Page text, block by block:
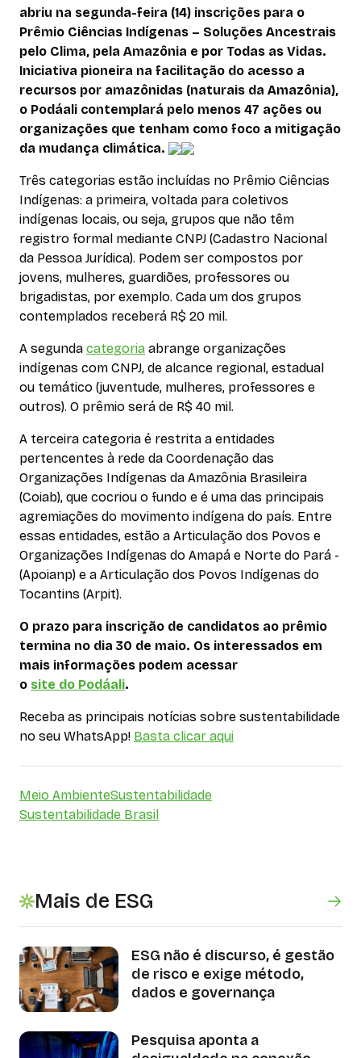
abriu na segunda-feira (14) inscrições para o
Prêmio Ciências Indígenas – Soluções Ancestrais
pelo Clima, pela Amazônia e por Todas as Vidas.
Iniciativa pioneira na facilitação do acesso a
recursos por amazônidas (naturais da Amazônia),
o Podáali contemplará pelo menos 47 ações ou
organizações que tenham como foco a mitigação
da mudança climática.
Três categorias estão incluídas no Prêmio Ciências
Indígenas: a primeira, voltada para coletivos
indígenas locais, ou seja, grupos que não têm
registro formal mediante CNPJ (Cadastro Nacional
da Pessoa Jurídica). Podem ser compostos por
jovens, mulheres, guardiões, professores ou
brigadistas, por exemplo. Cada um dos grupos
contemplados receberá R$ 20 mil.
A segunda categoria abrange organizações
indígenas com CNPJ, de alcance regional, estadual
ou temático (juventude, mulheres, professores e
outros). O prêmio será de R$ 40 mil.
A terceira categoria é restrita a entidades
pertencentes à rede da Coordenação das
Organizações Indígenas da Amazônia Brasileira
(Coiab), que cocriou o fundo e é uma das principais
agremiações do movimento indígena do país. Entre
essas entidades, estão a Articulação dos Povos e
Organizações Indígenas do Amapá e Norte do Pará -
(Apoianp) e a Articulação dos Povos Indígenas do
Tocantins (Arpit).
O prazo para inscrição de candidatos ao prêmio
termina no dia 30 de maio. Os interessados em
mais informações podem acessar
o site do Podáali.
Receba as principais notícias sobre sustentabilidade
no seu WhatsApp! Basta clicar aqui
Meio AmbienteSustentabilidade
Sustentabilidade Brasil
Mais de ESG
ESG não é discurso, é gestão
de risco e exige método,
dados e governança
Pesquisa aponta a